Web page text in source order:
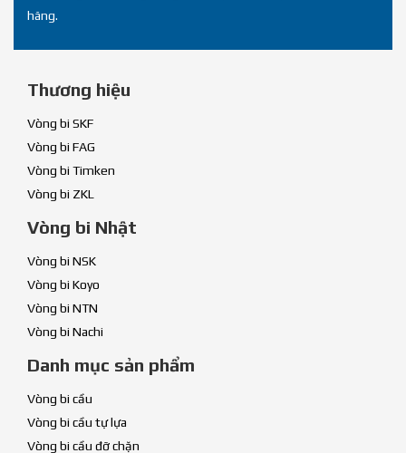
hãng.
Thương hiệu
Vòng bi SKF
Vòng bi FAG
Vòng bi Timken
Vòng bi ZKL
Vòng bi Nhật
Vòng bi NSK
Vòng bi Koyo
Vòng bi NTN
Vòng bi Nachi
Danh mục sản phẩm
Vòng bi cầu
Vòng bi cầu tự lựa
Vòng bi cầu đỡ chặn